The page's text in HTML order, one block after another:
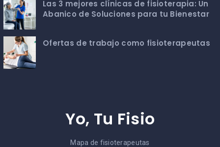
Las 3 mejores clínicas de fisioterapia: Un
Abanico de Soluciones para tu Bienestar
Ofertas de trabajo como fisioterapeutas
Yo, Tu Fisio
Mapa de fisioterapeutas